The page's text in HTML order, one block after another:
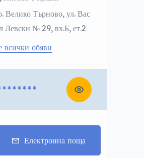
Велико Търново, ул. Вас
Левски № 29, вх.Б, ет.2
всички обяви
* * * * * * *
Електронна поща